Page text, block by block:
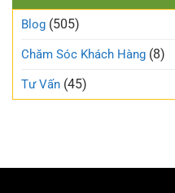
Blog (505)
Chăm Sóc Khách Hàng (8)
Tư Vấn (45)